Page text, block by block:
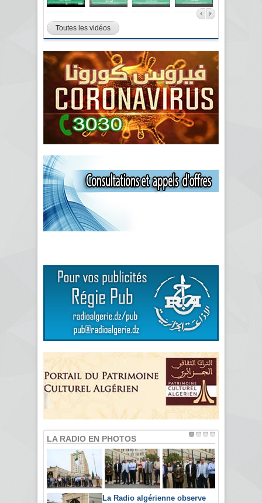
Toutes les vidéos
LA RADIO EN PHOTOS
La Radio algérienne observe